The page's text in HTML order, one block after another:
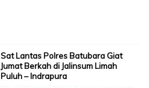
Sat Lantas Polres Batubara Giat
Jumat Berkah di Jalinsum Limah
Puluh – Indrapura